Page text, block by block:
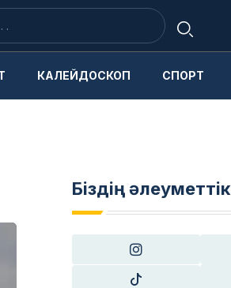
КАЛЕЙДОСКОП СПОРТ
Біздің